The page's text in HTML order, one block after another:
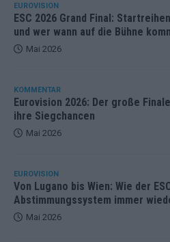
EUROVISION
ESC 2026 Grand Final:
und wer wann auf die Bühne
Mai 2026
KOMMENTAR
Eurovision 2026: Der große
ihre Siegchancen
Mai 2026
EUROVISION
Von Lugano bis Wien: Wie der
Abstimmungssystem immer
Mai 2026